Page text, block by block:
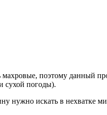
поэтому данный
сухой погоды).
нужно искать в нехватке